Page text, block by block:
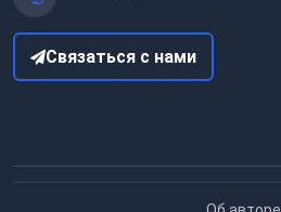
Связаться с нами